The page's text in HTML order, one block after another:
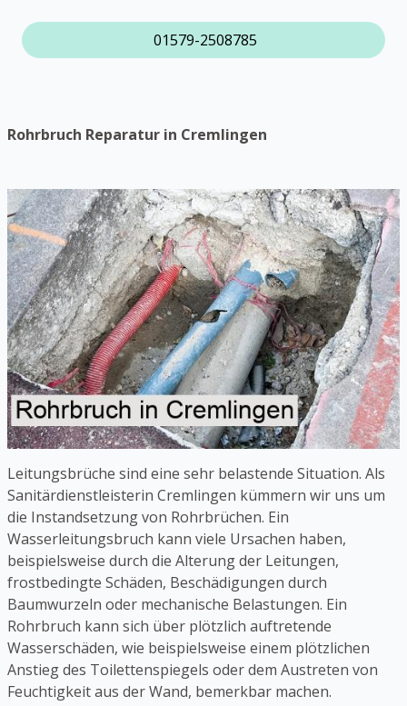
01579-2508785
Rohrbruch Reparatur in Cremlingen
Leitungsbrüche sind eine sehr belastende Situation. Als
Sanitärdienstleisterin Cremlingen kümmern wir uns um
die Instandsetzung von Rohrbrüchen. Ein
Wasserleitungsbruch kann viele Ursachen haben,
beispielsweise durch die Alterung der Leitungen,
frostbedingte Schäden, Beschädigungen durch
Baumwurzeln oder mechanische Belastungen. Ein
Rohrbruch kann sich über plötzlich auftretende
Wasserschäden, wie beispielsweise einem plötzlichen
Anstieg des Toilettenspiegels oder dem Austreten von
Feuchtigkeit aus der Wand, bemerkbar machen.